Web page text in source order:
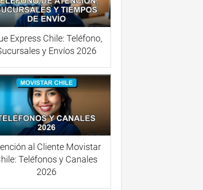
Express Chile: Teléfono,
y Envíos 2026
al Cliente Movistar
Teléfonos y Canales
2026